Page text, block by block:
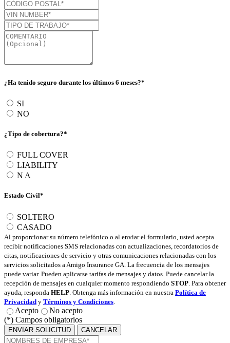
¿Ha tenido seguro durante los últimos 6 meses?*
SI
NO
¿Tipo de cobertura?*
FULL COVER
LIABILITY
N A
Estado Civil*
SOLTERO
CASADO
Al proporcionar su número telefónico o al enviar el formulario, usted acepta
recibir notificaciones SMS relacionadas con actualizaciones, recordatorios de
citas, notificaciones de servicio y otras comunicaciones relacionadas con los
servicios solicitados a Amigo Insurance GA. La frecuencia de los mensajes
puede variar. Pueden aplicarse tarifas de mensajes y datos. Puede cancelar la
recepción de mensajes en cualquier momento respondiendo STOP . Para obtener
ayuda, responda HELP . Obtenga más información en nuestra Política de
Privacidad y Términos y Condiciones
Acepto
No acepto
(*) Campos obligatorios
ENVIAR SOLICITUD CANCELAR